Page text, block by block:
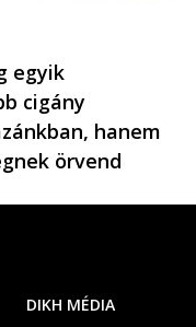
egyik
cigány
hanem
örvend
DIKH MÉDIA